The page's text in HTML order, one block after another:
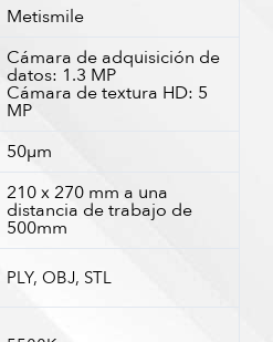
Metismile
Cámara de adquisición de
datos: 1.3 MP
Cámara de textura HD: 5
MP
50μm
210 x 270 mm a una
distancia de trabajo de
500mm
PLY, OBJ, STL